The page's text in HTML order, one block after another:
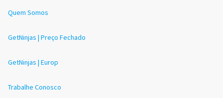
Quem Somos
GetNinjas | Preço Fechado
GetNinjas | Europ
Trabalhe Conosco